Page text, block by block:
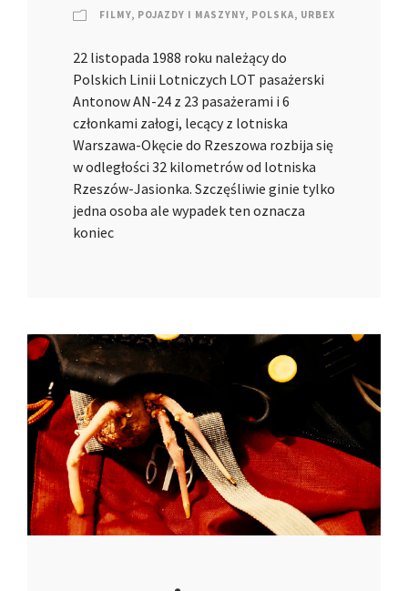
FILMY, POJAZDY I MASZYNY, POLSKA, URBEX
22 listopada 1988 roku należący do
Polskich Linii Lotniczych LOT pasażerski
Antonow AN-24 z 23 pasażerami i 6
członkami załogi, lecący z lotniska
Warszawa-Okęcie do Rzeszowa rozbija się
w odległości 32 kilometrów od lotniska
Rzeszów-Jasionka. Szczęśliwie ginie tylko
jedna osoba ale wypadek ten oznacza
koniec